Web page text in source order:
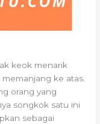
keok menarik
ke atas.
orang yang
songkok satu ini
sebagai